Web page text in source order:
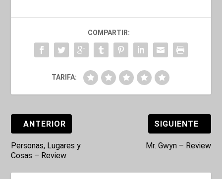
COMPARTIR:
TARIFA:
ANTERIOR
Personas, Lugares y
Cosas – Review
SIGUIENTE
Mr. Gwyn – Review